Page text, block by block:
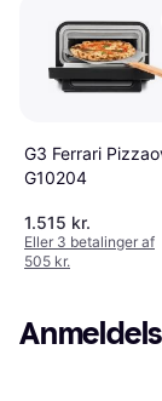
G3 Ferrari
G10204
1.515 kr.
Eller 3 betalinger af
505 kr.